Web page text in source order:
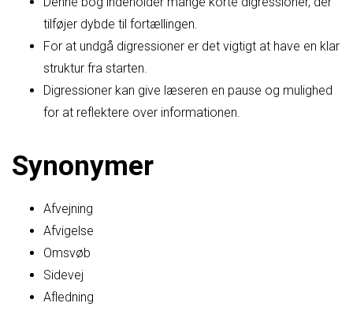
tilføjer dybde til fortællingen.
For at undgå digressioner er det vigtigt at have en klar
struktur fra starten.
Digressioner kan give læseren en pause og mulighed
for at reflektere over informationen.
Synonymer
Afvejning
Afvigelse
Omsvøb
Sidevej
Afledning